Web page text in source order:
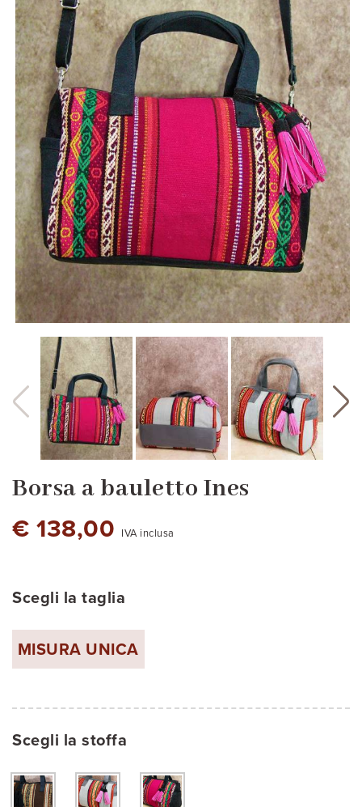
Borsa a bauletto Ines
€ 138,00 IVA inclusa
Scegli la taglia
MISURA UNICA
Scegli la stoffa